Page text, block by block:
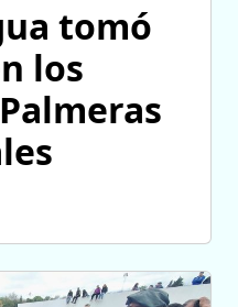
tomó
los